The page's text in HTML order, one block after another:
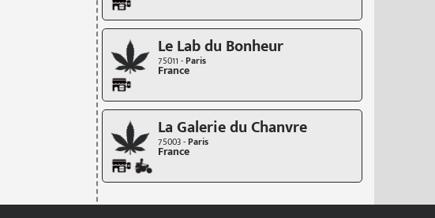
Le Lab du Bonheur
75011 -Paris
France
La Galerie du Chanvre
75003 -Paris
France